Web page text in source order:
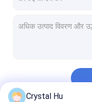
बॉटलिंग उत्पादन लाइन
Crystal Hu